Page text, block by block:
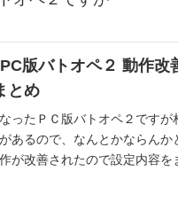
PC版バトオペ２ 動作
とめ
ったＰＣ版バトオペ２です
あるので、なんとかならんか
が改善されたので設定内容を